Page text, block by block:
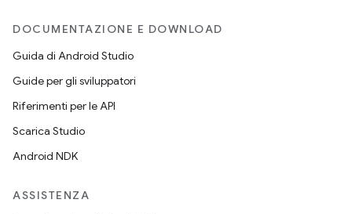
DOCUMENTAZIONE E DOWNLOAD
Guida di Android Studio
Guide per gli sviluppatori
Riferimenti per le API
Scarica Studio
Android NDK
ASSISTENZA